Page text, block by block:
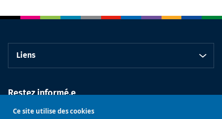
Ce site utilise des cookies
Liens
Restez informé.e